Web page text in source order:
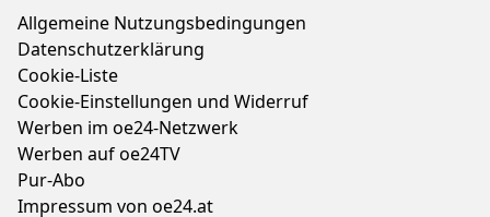
Allgemeine Nutzungsbedingungen
Datenschutzerklärung
Cookie-Liste
Cookie-Einstellungen und Widerruf
Werben im oe24-Netzwerk
Werben auf oe24TV
Pur-Abo
Impressum von oe24.at